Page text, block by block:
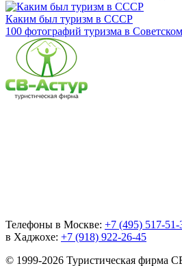
Каким был туризм в СССР
100 фотографий туризма в
Телефоны в Москве: +7 (495) 517-51-
в Хаджохе: +7 (918) 922-26-45
© 1999-2026 Туристическая фирма